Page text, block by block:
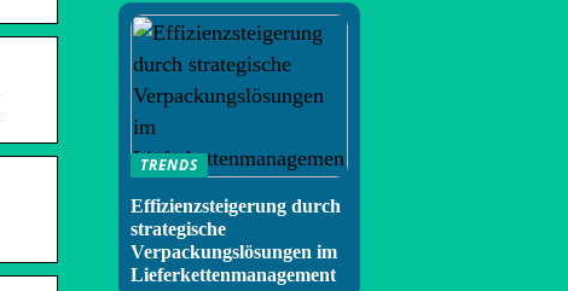
TRENDS
Effizienzsteigerung durch
strategische
Verpackungslösungen im
Lieferkettenmanagement